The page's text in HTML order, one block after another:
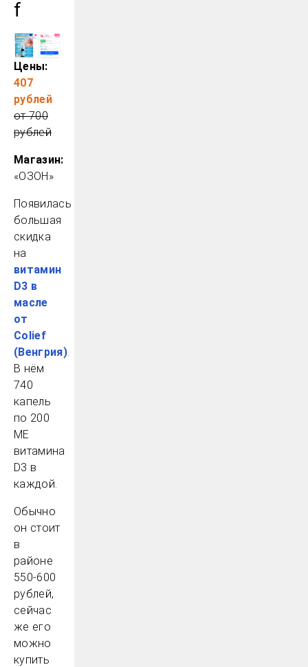
f
Цены:
407
рублей
от 700
рублей
Магазин:
«ОЗОН»
Появилась
большая
скидка
на
витамин
D3 в
масле
от
Colief
(Венгрия).
В нём
740
капель
по 200
МЕ
витамина
D3 в
каждой.
Обычно
он стоит
в
районе
550-600
рублей,
сейчас
же его
можно
купить